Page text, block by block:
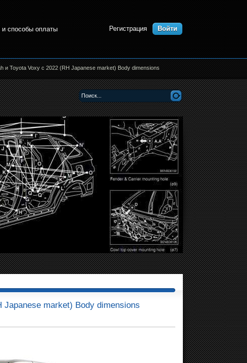
и способы оплаты Регистрация Войти
и Toyota Voxy с 2022 (RH Japanese market) Body dimensions
Japanese market) Body dimensions